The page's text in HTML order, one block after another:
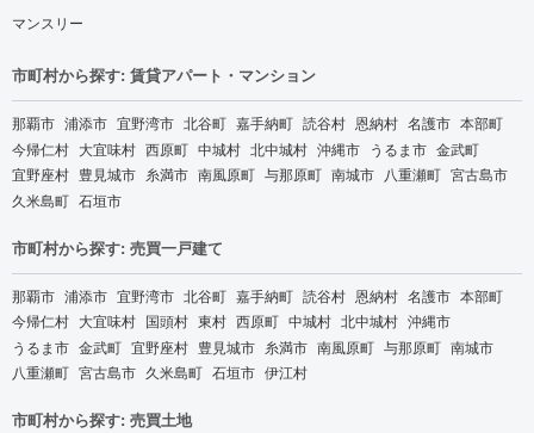
マンスリー
市町村から探す: 賃貸アパート・マンション
那覇市 浦添市 宜野湾市 北谷町 嘉手納町 読谷村 恩納村 名護市 本部町
今帰仁村 大宜味村 西原町 中城村 北中城村 沖縄市 うるま市 金武町
宜野座村 豊見城市 糸満市 南風原町 与那原町 南城市 八重瀬町 宮古島市
久米島町 石垣市
市町村から探す: 売買一戸建て
那覇市 浦添市 宜野湾市 北谷町 嘉手納町 読谷村 恩納村 名護市 本部町
今帰仁村 大宜味村 国頭村 東村 西原町 中城村 北中城村 沖縄市
うるま市 金武町 宜野座村 豊見城市 糸満市 南風原町 与那原町 南城市
八重瀬町 宮古島市 久米島町 石垣市 伊江村
市町村から探す: 売買土地